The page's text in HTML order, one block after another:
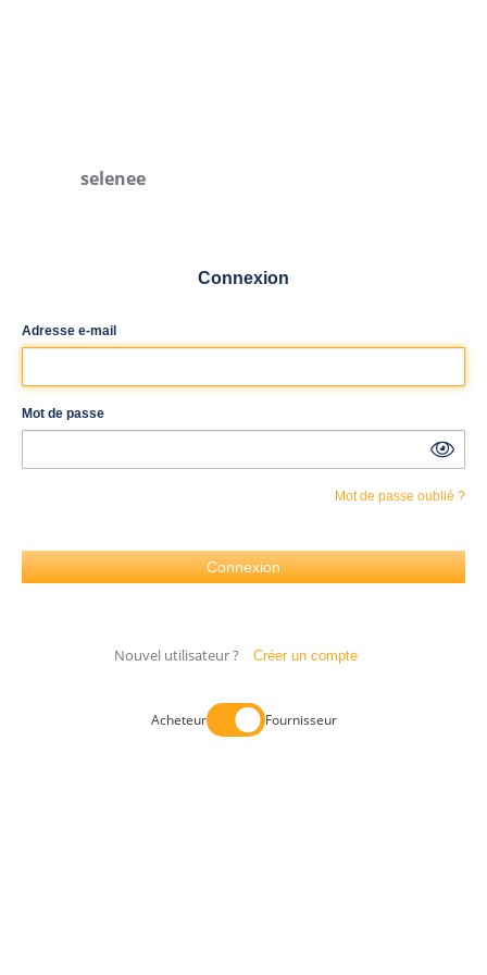
selenee
Connexion
Adresse e-mail
Mot de passe
Mot de passe oublié ?
Nouvel utilisateur ? Créer un compte
Acheteur Fournisseur